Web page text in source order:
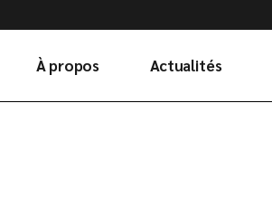
À propos Actualités